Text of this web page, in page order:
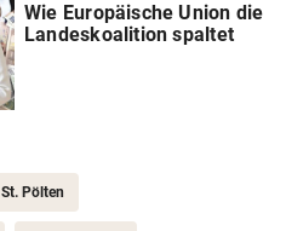
Wie Europäische Union die
Landeskoalition spaltet
St. Pölten